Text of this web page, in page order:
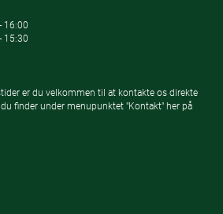
16:00
15:30
er du velkommen til at kontakte os direkte
finder under menupunktet "Kontakt" her på